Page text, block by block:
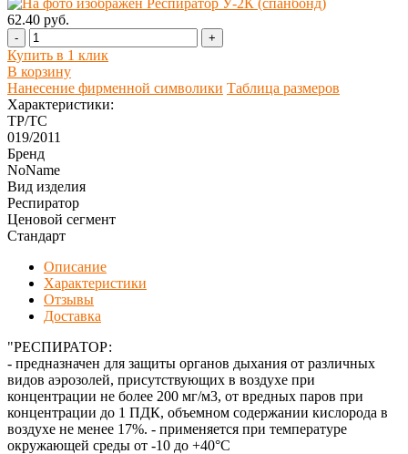
62.40 руб.
- +
Купить в 1 клик
В корзину
Нанесение фирменной символики Таблица размеров
Характеристики:
ТР/ТС
019/2011
Бренд
NoName
Вид изделия
Респиратор
Ценовой сегмент
Стандарт
Описание
Характеристики
Отзывы
Доставка
"РЕСПИРАТОР:
- предназначен для защиты органов дыхания от различных
видов аэрозолей, присутствующих в воздухе при
концентрации не более 200 мг/м3, от вредных паров при
концентрации до 1 ПДК, объемном содержании кислорода в
воздухе не менее 17%. - применяется при температуре
окружающей среды от -10 до +40°С